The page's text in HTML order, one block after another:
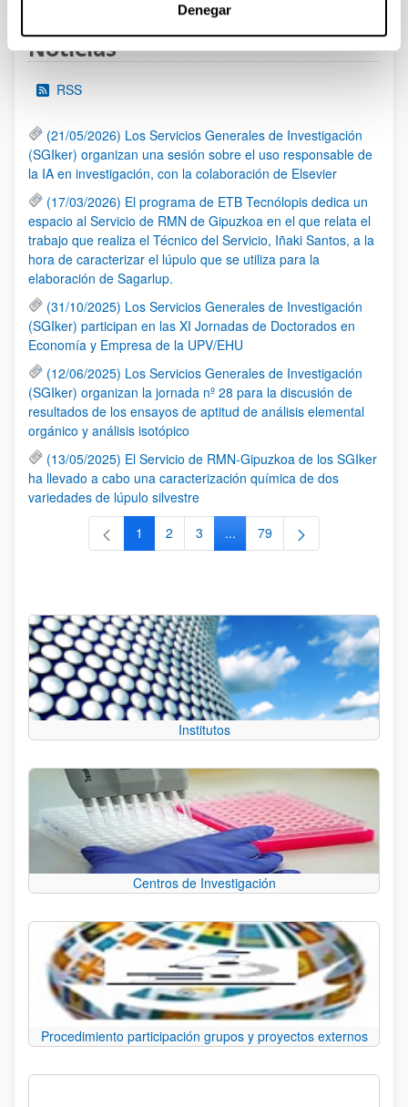
Denegar
Noticias
RSS
(21/05/2026) Los Servicios Generales de Investigación
(SGIker) organizan una sesión sobre el uso responsable de
la IA en investigación, con la colaboración de Elsevier
(17/03/2026) El programa de ETB Tecnólopis dedica un
espacio al Servicio de RMN de Gipuzkoa en el que relata el
trabajo que realiza el Técnico del Servicio, Iñaki Santos, a la
hora de caracterizar el lúpulo que se utiliza para la
elaboración de Sagarlup.
(31/10/2025) Los Servicios Generales de Investigación
(SGIker) participan en las XI Jornadas de Doctorados en
Economía y Empresa de la UPV/EHU
(12/06/2025) Los Servicios Generales de Investigación
(SGIker) organizan la jornada nº 28 para la discusión de
resultados de los ensayos de aptitud de análisis elemental
orgánico y análisis isotópico
(13/05/2025) El Servicio de RMN-Gipuzkoa de los SGIker
ha llevado a cabo una caracterización química de dos
variedades de lúpulo silvestre
Página
1 Página
2 Página
3 ...Páginas intermedias Use TAB
Página
79
Institutos
Centros de Investigación
Procedimiento participación grupos y proyectos externos